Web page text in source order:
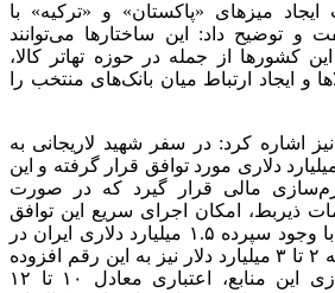
میز‌های «پاکستان» و «ترکیه» با
و توضیح داد: این ساختارها می‌توانند
کشورها از جمله در حوزه تهاتر کالا،
و ایجاد ارتباط میان بانک‌های منتخب را
نیز اشاره کرد: در سفر شهید لاریجانی به
دلاری مورد توافق قرار گرفته و این
مالی قرار گیرد که در صورت
ذیربط، امکان اجرای سریع این توافق
وجود دارد. در عین حال با وجود سپرده ۱.۵ میلیارد دلاری ایران در
بانک‌ VTB روسیه، چنانچه ۲ تا ۳ میلیارد دلار نیز به این رقم افزوده
شود، از طریق اهرم‌سازی این منابع، اعتباری معادل ۱۰ تا ۱۲